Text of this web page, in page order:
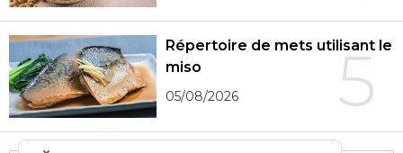
5
Répertoire de mets utilisant le
miso
05/08/2026